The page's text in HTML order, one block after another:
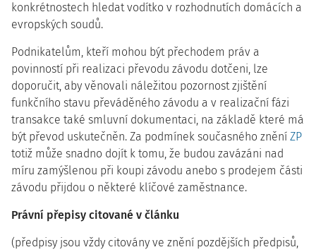
konkrétnostech hledat vodítko v rozhodnutích domácích a
evropských soudů.
Podnikatelům, kteří mohou být přechodem práv a
povinností při realizaci převodu závodu dotčeni, lze
doporučit, aby věnovali náležitou pozornost zjištění
funkčního stavu převáděného závodu a v realizační fázi
transakce také smluvní dokumentaci, na základě které má
být převod uskutečněn. Za podmínek současného znění ZP
totiž může snadno dojít k tomu, že budou zavázáni nad
míru zamýšlenou při koupi závodu anebo s prodejem části
závodu přijdou o některé klíčové zaměstnance.
Právní přepisy citované v článku
(předpisy jsou vždy citovány ve znění pozdějších předpisů,